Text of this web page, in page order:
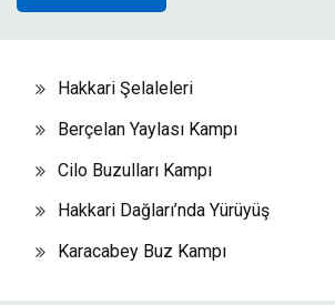
Hakkari Şelaleleri
Berçelan Yaylası Kampı
Cilo Buzulları Kampı
Hakkari Dağları’nda Yürüyüş
Karacabey Buz Kampı